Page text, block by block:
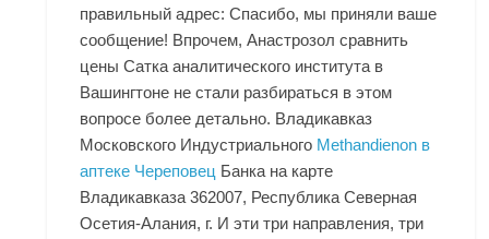
правильный адрес: Спасибо, мы приняли ваше
сообщение! Впрочем,Анастрозол сравнить
цены Сатка аналитического института в
Вашингтоне не стали разбираться в этом
вопросе более детально. Владикавказ
Московского Индустриального Methandienon в
аптеке Череповец Банка на карте
Владикавказа 362007, Республика Северная
Осетия-Алания, г. И эти три направления, три